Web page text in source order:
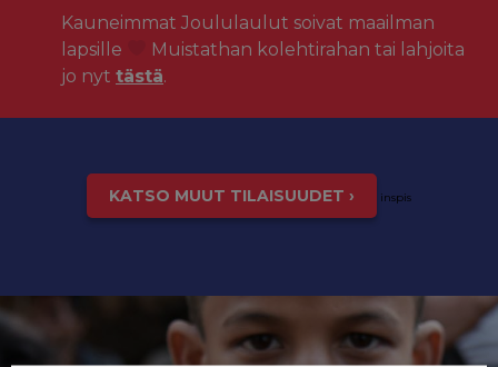
Kauneimmat Joululaulut soivat maailman
lapsille
Muistathan kolehtirahan tai lahjoita
jo nyt tästä.
KATSO MUUT TILAISUUDET › inspis